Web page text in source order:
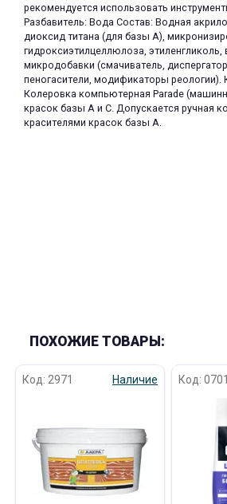
рекомендуется использовать
Разбавитель: Вода Состав: Водная
диоксид титана (для базы А),
гидроксиэтилцеллюлоза,
микродобавки (смачиватель,
пеногасители, модификаторы реологии).
Колеровка компьютерная Parade
красок базы А и С. Допускается ручная
красителями красок базы А.
ПОХОЖИЕ ТОВАРЫ:
Код: 2971 Наличие Код: 0701